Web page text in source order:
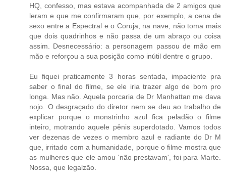
HQ, confesso, mas estava acompanhada de 2 amigos que
leram e que me confirmaram que, por exemplo, a cena de
sexo entre a Espectral e o Coruja, na nave, não toma mais
que dois quadrinhos e não passa de um abraço ou coisa
assim. Desnecessário: a personagem passou de mão em
mão e reforçou a sua posição como inútil dentre o grupo.
Eu fiquei praticamente 3 horas sentada, impaciente pra
saber o final do filme, se ele iria trazer algo de bom pro
longa. Mas não. Aquela porcaria de Dr Manhattan me dava
nojo. O desgraçado do diretor nem se deu ao trabalho de
explicar porque o monstrinho azul fica peladão o filme
inteiro, motrando aquele pênis superdotado. Vamos todos
ver dezenas de vezes o membro azul e radiante do Dr M
que, irritado com a humanidade, porque o filme mostra que
as mulheres que ele amou 'não prestavam', foi para Marte.
Nossa, que legalzão.